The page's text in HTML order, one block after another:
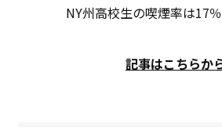
NY州高校生の喫煙率は17％
記事はこちらか